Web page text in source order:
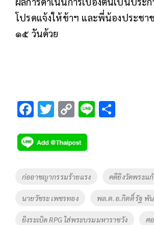
โปรดแจ้งให้ข้าฯ และพี่น้องประชา
๑๕ วันด้วย
F
e
b
o
o
k
T
tt
er
C
p
y
Li
k
Li
Tags
ก่ออาชญากรรมร้ายแรง คดียิงวัดพระแ
นายวัชระ เพชรทอง พล.ต.อ.กิตติ์รัฐ พั
ยิงระเบิด RPG ใส่พระบรมมหาราชวัง ศ